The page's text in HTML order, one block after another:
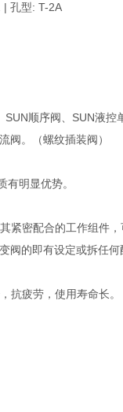
| 孔型: T-2A
顺序阀、SUN液
阀。（螺纹插装阀）
明显优势。
紧密配合的工作组件
阀的即有设定或拆任何
抗疲劳，使用寿命长。